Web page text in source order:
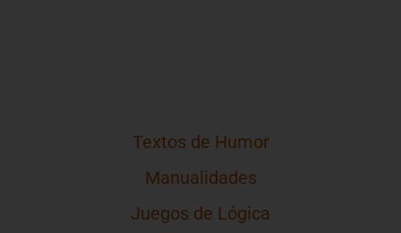
Textos de Humor
Manualidades
Juegos de Lógica